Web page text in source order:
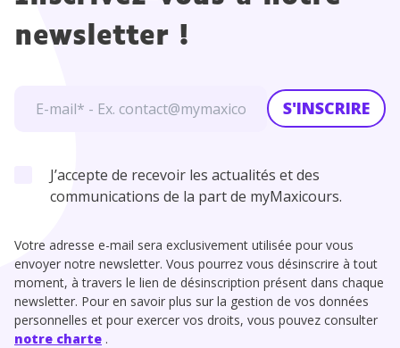
newsletter !
S'INSCRIRE
J’accepte de recevoir les actualités et des
communications de la part de myMaxicours.
Votre adresse e-mail sera exclusivement utilisée pour vous
envoyer notre newsletter. Vous pourrez vous désinscrire à tout
moment, à travers le lien de désinscription présent dans chaque
newsletter. Pour en savoir plus sur la gestion de vos données
personnelles et pour exercer vos droits, vous pouvez consulter
notre charte .